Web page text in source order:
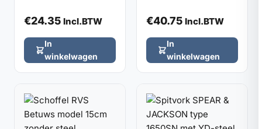
€24.35 Incl.BTW
In
winkelwagen
€40.75 Incl.BTW
In
winkelwagen